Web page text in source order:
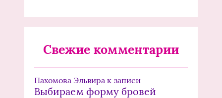
Свежие комментарии
Пахомова Эльвира к записи
Выбираем форму бровей